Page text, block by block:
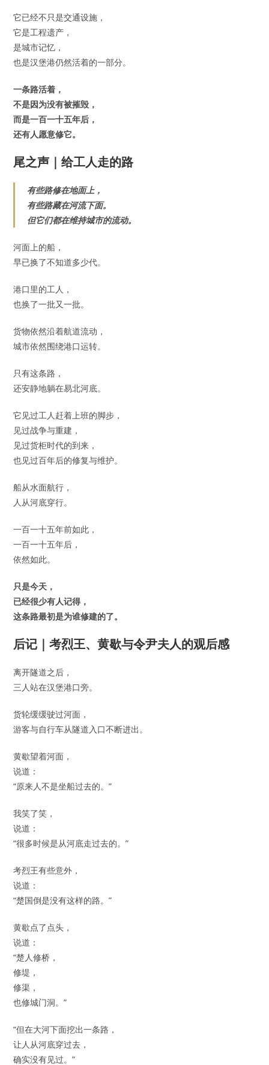
它已经不只是交通设施，
它是工程遗产，
是城市记忆，
也是汉堡港仍然活着的一部分。
一条路活着，
不是因为没有被摧毁，
而是一百一十五年后，
还有人愿意修它。
尾之声｜给工人走的路
有些路修在地面上，
有些路藏在河流下面。
但它们都在维持城市的流动。
河面上的船，
早已换了不知道多少代。
港口里的工人，
也换了一批又一批。
货物依然沿着航道流动，
城市依然围绕港口运转。
只有这条路，
还安静地躺在易北河底。
它见过工人赶着上班的脚步，
见过战争与重建，
见过货柜时代的到来，
也见过百年后的修复与维护。
船从水面航行，
人从河底穿行。
一百一十五年前如此，
一百一十五年后，
依然如此。
只是今天，
已经很少有人记得，
这条路最初是为谁修建的了。
后记｜考烈王、黄歇与令尹夫人的观后感
离开隧道之后，
三人站在汉堡港口旁。
货轮缓缓驶过河面，
游客与自行车从隧道入口不断进出。
黄歇望着河面，
说道：
“原来人不是坐船过去的。”
我笑了笑，
说道：
“很多时候是从河底走过去的。”
考烈王有些意外，
说道：
“楚国倒是没有这样的路。”
黄歇点了点头，
说道：
“楚人修桥，
修堤，
修渠，
也修城门洞。”
“但在大河下面挖出一条路，
让人从河底穿过去，
确实没有见过。”